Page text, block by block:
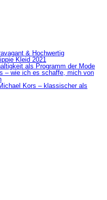
& Hochwertig
Kleid 2021
als Programm der Mode
– wie ich es schaffe, mich von
Kors – klassischer als